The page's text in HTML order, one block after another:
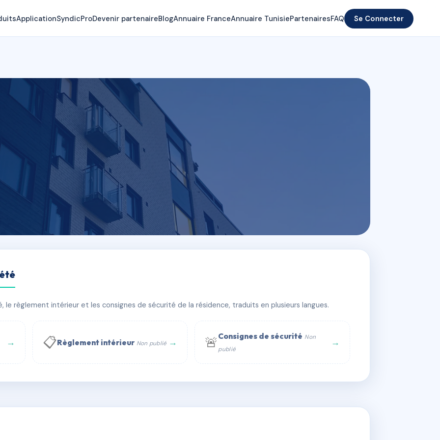
ApplicationSyndicProDevenir partenaireBlogAnnuaire FranceAnnuaire TunisiePartenairesFAQ Se Connecter
WhatsApp
règlement intérieur et les consignes de sécurité de la résidence, traduits en plusieurs langues.
→ 📋Règlement intérieur Non publié → 🚨 Consignes de sécurité Non
publié
→
AD9224353 🇫🇷